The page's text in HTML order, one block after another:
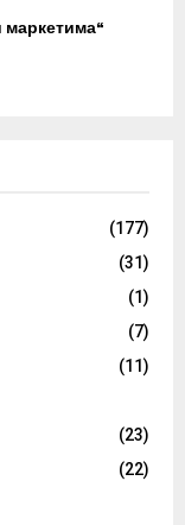
маркетима“
(177)
(31)
(1)
(7)
(11)
(23)
(22)